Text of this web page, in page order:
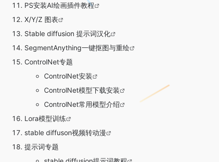
PS安装AI绘画插件教程
X/Y/Z 图表
Stable diffusion 提示词汉化
SegmentAnything一键抠图与重绘
ControlNet专题
ControlNet安装
ControlNet模型下载安装
ControlNet常用模型介绍
Lora模型训练
stable diffuson视频转动漫
提示词专题